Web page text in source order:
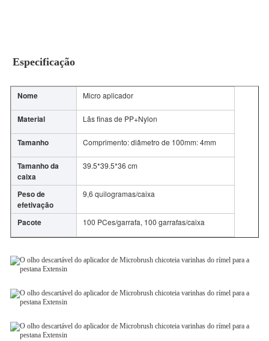
Especificação
Nome Micro aplicador
Material Lãs finas de PP+Nylon
Tamanho Comprimento:diâmetro de 100mm: 4mm
Tamanho da
caixa
39.5*39.5*36 cm
Peso de
efetivação
9,6 quilogramas/caixa
Pacote 100 PCes/garrafa, 100 garrafas/caixa